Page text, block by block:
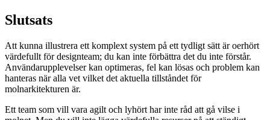
Slutsats
Att kunna illustrera ett komplext system på ett tydligt sätt är oerhört
värdefullt för designteam; du kan inte förbättra det du inte förstår.
Användarupplevelser kan optimeras, fel kan lösas och problem kan
hanteras när alla vet vilket det aktuella tillståndet för
molnarkitekturen är.
Ett team som vill vara agilt och lyhört har inte råd att gå vilse i